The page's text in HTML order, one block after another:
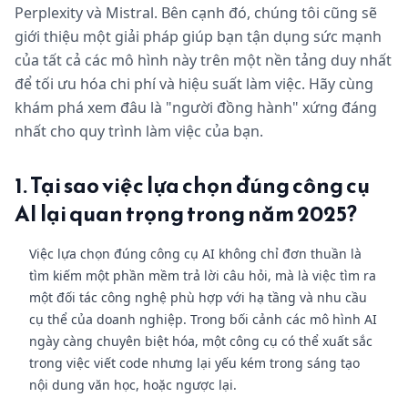
Perplexity và Mistral. Bên cạnh đó, chúng tôi cũng sẽ
giới thiệu một giải pháp giúp bạn tận dụng sức mạnh
của tất cả các mô hình này trên một nền tảng duy nhất
để tối ưu hóa chi phí và hiệu suất làm việc. Hãy cùng
khám phá xem đâu là "người đồng hành" xứng đáng
nhất cho quy trình làm việc của bạn.
1. Tại sao việc lựa chọn đúng công cụ
AI lại quan trọng trong năm 2025?
Việc lựa chọn đúng công cụ AI không chỉ đơn thuần là
tìm kiếm một phần mềm trả lời câu hỏi, mà là việc tìm ra
một đối tác công nghệ phù hợp với hạ tầng và nhu cầu
cụ thể của doanh nghiệp. Trong bối cảnh các mô hình AI
ngày càng chuyên biệt hóa, một công cụ có thể xuất sắc
trong việc viết code nhưng lại yếu kém trong sáng tạo
nội dung văn học, hoặc ngược lại.